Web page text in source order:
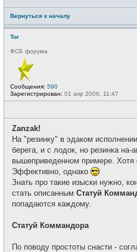
Вернуться к началу
Tor
ФСБ форума
Сообщения: 590
Зарегистрирован: 01 апр 2006, 11:47
Zanzak!
На "резинку" в эдаком
берега, и с лодок, но резинка на-
вышеприведенном примере. Хотя
Эффективно, однако
Знать про такие изыски нужно,
стать описанным Статуй
попадаются каждому.
Статуй Коммандора
По поводу простоты снасти -